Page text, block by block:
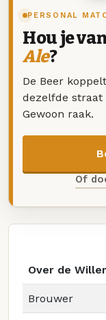
PERSONAL
Hou je
Ale?
De Beer
dezelfde straat
Gewoon raak.
Of
Over de
Brouwer